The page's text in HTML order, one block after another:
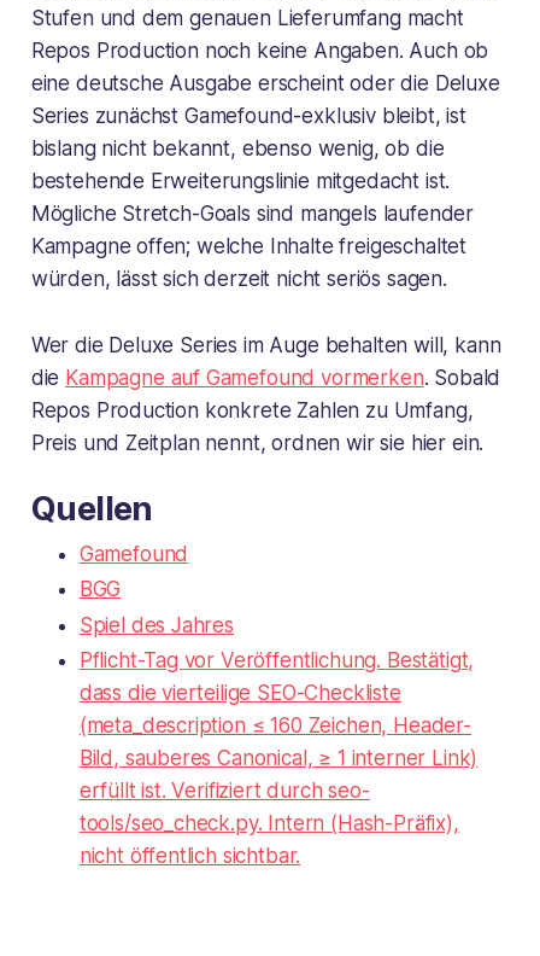
Stufen und dem genauen Lieferumfang macht
Repos Production noch keine Angaben. Auch ob
eine deutsche Ausgabe erscheint oder die Deluxe
Series zunächst Gamefound-exklusiv bleibt, ist
bislang nicht bekannt, ebenso wenig, ob die
bestehende Erweiterungslinie mitgedacht ist.
Mögliche Stretch-Goals sind mangels laufender
Kampagne offen; welche Inhalte freigeschaltet
würden, lässt sich derzeit nicht seriös sagen.
Wer die Deluxe Series im Auge behalten will, kann
die Kampagne auf Gamefound vormerken. Sobald
Repos Production konkrete Zahlen zu Umfang,
Preis und Zeitplan nennt, ordnen wir sie hier ein.
Quellen
Gamefound
BGG
Spiel des Jahres
Pflicht-Tag vor Veröffentlichung. Bestätigt,
dass die vierteilige SEO-Checkliste
(meta_description ≤ 160 Zeichen, Header-
Bild, sauberes Canonical, ≥ 1 interner Link)
erfüllt ist. Verifiziert durch seo-
tools/seo_check.py. Intern (Hash-Präfix),
nicht öffentlich sichtbar.